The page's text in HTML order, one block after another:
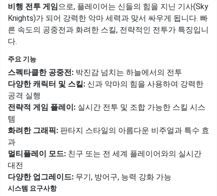
비행 전투 게임으로, 플레이어는 신들의 힘을 지닌 기사(Sky
Knights)가 되어 강력한 악마 세력과 맞서 싸우게 됩니다. 빠
른 속도의 공중전과 화려한 스킬, 전략적인 전투가 특징입니
다.
주요 기능
스펙타클한 공중전: 박진감 넘치는 하늘에서의 전투
다양한 캐릭터 및 스킬: 신과 악마의 힘을 사용하여 강력한
공격 실행
전략적 게임 플레이: 실시간 전투 및 조합 가능한 스킬 시스
템
화려한 그래픽: 판타지 스타일의 아름다운 비주얼과 특수 효
과
멀티플레이 모드: 친구 또는 전 세계 플레이어와의 실시간
대전
다양한 업그레이드: 무기, 방어구, 능력 강화 가능
시스템 요구사항